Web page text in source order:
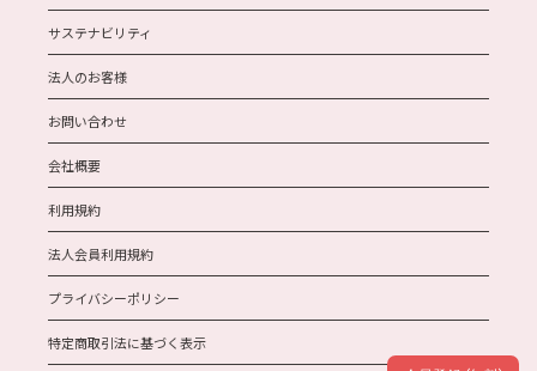
サステナビリティ
法人のお客様
お問い合わせ
会社概要
利用規約
法人会員利用規約
プライバシーポリシー
特定商取引法に基づく表示